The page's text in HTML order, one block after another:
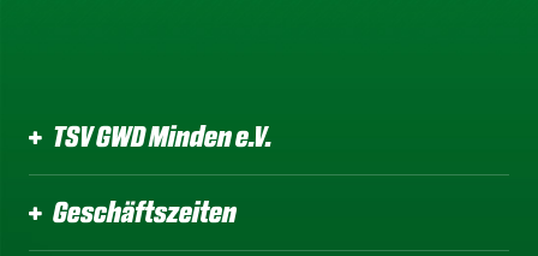
TSV GWD Minden e.V.
Geschäftszeiten